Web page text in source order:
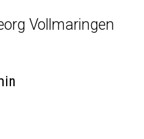
Vollmaringen